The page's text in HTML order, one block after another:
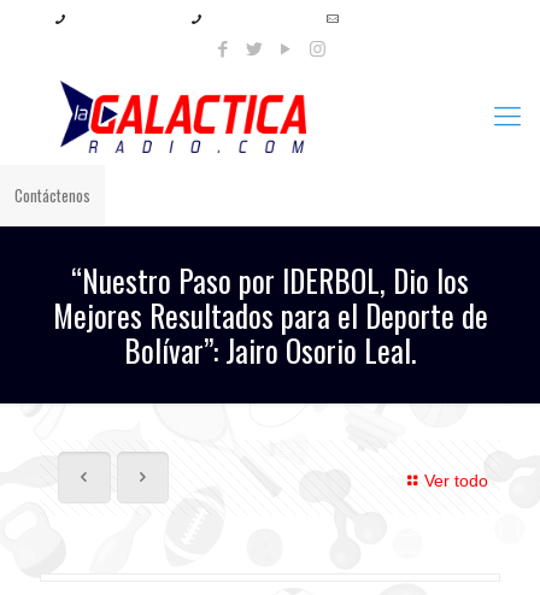
Contáctenos
“Nuestro Paso por IDERBOL, Dio los
Mejores Resultados para el Deporte de
Bolívar”: Jairo Osorio Leal.
Ver todo